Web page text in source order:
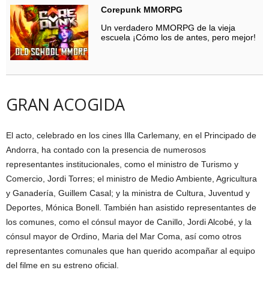
Corepunk MMORPG
Un verdadero MMORPG de la vieja
escuela ¡Cómo los de antes, pero mejor!
GRAN ACOGIDA
El acto, celebrado en los cines Illa Carlemany, en el Principado de
Andorra, ha contado con la presencia de numerosos
representantes institucionales, como el ministro de Turismo y
Comercio, Jordi Torres; el ministro de Medio Ambiente, Agricultura
y Ganadería, Guillem Casal; y la ministra de Cultura, Juventud y
Deportes, Mónica Bonell. También han asistido representantes de
los comunes, como el cónsul mayor de Canillo, Jordi Alcobé, y la
cónsul mayor de Ordino, Maria del Mar Coma, así como otros
representantes comunales que han querido acompañar al equipo
del filme en su estreno oficial.